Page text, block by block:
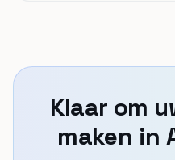
Klaar om
maken in